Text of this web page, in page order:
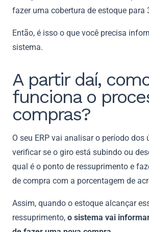
fazer uma cobertura de estoque para
Então, é isso o que você precisa
sistema.
A partir daí,
funciona o
compras?
O seu ERP vai analisar o período dos
verificar se o giro está subindo ou
qual é o ponto de ressuprimento e
de compra com a porcentagem de
Assim, quando o estoque alcançar
ressuprimento, o sistema vai